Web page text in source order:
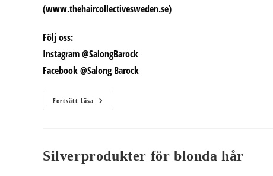
(www.thehaircollectivesweden.se)
Följ oss:
Instagram @SalongBarock
Facebook @Salong Barock
Fortsätt Läsa Sommarens
Hårtips
Silverprodukter för blonda hår